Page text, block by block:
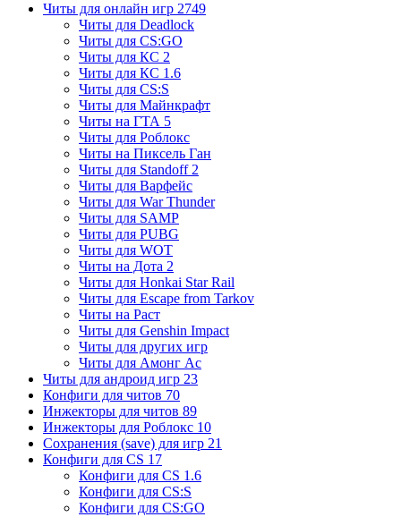
Читы для онлайн игр 2749
Читы для Deadlock
Читы для CS:GO
Читы для КС 2
Читы для КС 1.6
Читы для CS:S
Читы для Майнкрафт
Читы на ГТА 5
Читы для Роблокс
Читы на Пиксель Ган
Читы для Standoff 2
Читы для Варфейс
Читы для War Thunder
Читы для SAMP
Читы для PUBG
Читы для WOT
Читы на Дота 2
Читы для Honkai Star Rail
Читы для Escape from Tarkov
Читы на Раст
Читы для Genshin Impact
Читы для других игр
Читы для Амонг Ас
Читы для андроид игр 23
Конфиги для читов 70
Инжекторы для читов 89
Инжекторы для Роблокс 10
Сохранения (save) для игр 21
Конфиги для CS 17
Конфиги для CS 1.6
Конфиги для CS:S
Конфиги для CS:GO